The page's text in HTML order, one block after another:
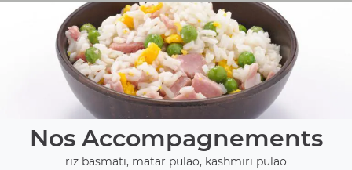
Nos Accompagnements
riz basmati, matar pulao, kashmiri pulao